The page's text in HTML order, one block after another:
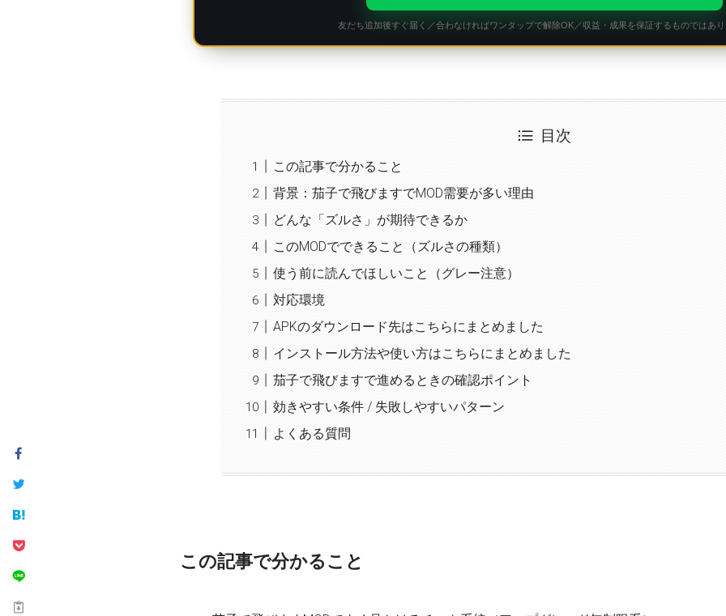
友だち追加後すぐ届く／合わなければワンタップで解除OK／収益・成果を保証するものではあ
目次
この記事で分かること
背景：茄子で飛びますでMOD需要が多い理由
どんな「ズルさ」が期待できるか
このMODでできること（ズルさの種類）
使う前に読んでほしいこと（グレー注意）
対応環境
APKのダウンロード先はこちらにまとめました
インストール方法や使い方はこちらにまとめました
茄子で飛びますで進めるときの確認ポイント
効きやすい条件 / 失敗しやすいパターン
よくある質問
この記事で分かること